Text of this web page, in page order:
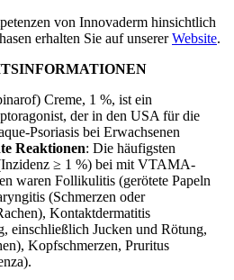
von Innovaderm hinsichtlich
erhalten Sie auf unsererWebsite.
Creme, 1 %, ist ein
der in den USA für die
Psoriasis bei Erwachsenen
Reaktionen: Die häufigsten
≥ 1 %) bei mit VTAMA-
waren Follikulitis (gerötete Papeln
(Schmerzen oder
Kontaktdermatitis
einschließlich Jucken und Rötung,
Kopfschmerzen, Pruritus